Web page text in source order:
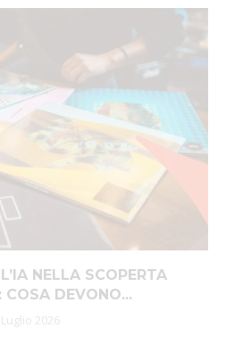
NELLA SCOPERTA
COSA DEVONO...
2026